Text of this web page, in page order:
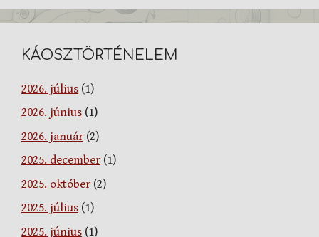
KÁOSZTÖRTÉNELEM
2026. július (1)
2026. június (1)
2026. január(2)
2025. december(1)
2025. október(2)
2025. július (1)
2025. június (1)